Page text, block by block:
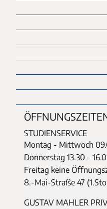
STUDIENSERVICE
Montag - Mittwoch
Donnerstag 13.30 -
Freitag keine
8.-Mai-Straße 47
GUSTAV MAHLER